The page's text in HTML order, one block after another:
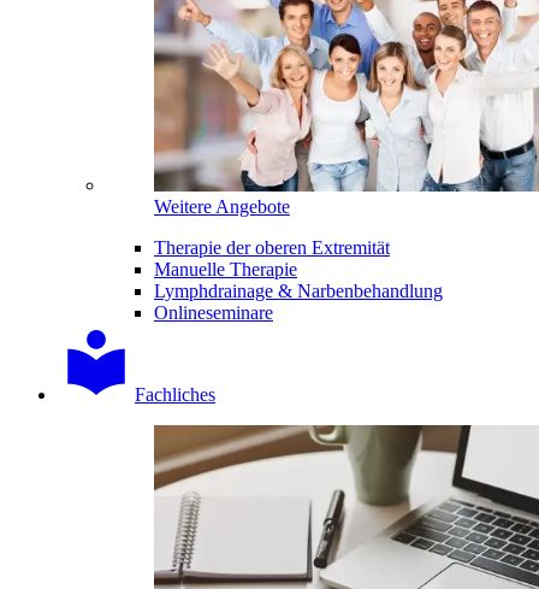
Weitere Angebote
Therapie der oberen Extremität
Manuelle Therapie
Lymphdrainage & Narbenbehandlung
Onlineseminare
Fachliches